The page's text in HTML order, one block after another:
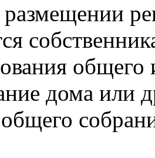
дома или